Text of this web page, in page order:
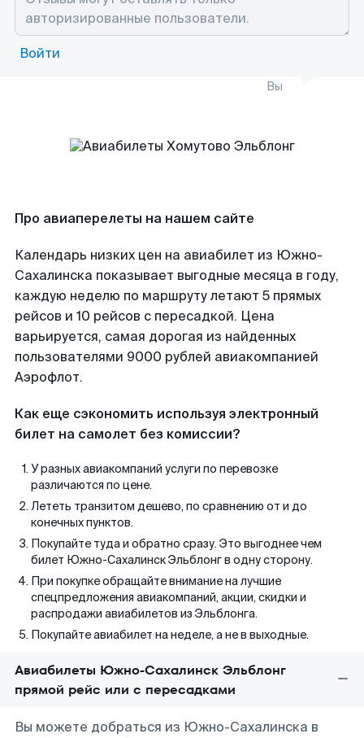
Войти
Вы
Про авиаперелеты на нашем сайте
Календарь низких цен на авиабилет из Южно-
Сахалинска показывает выгодные месяца в году,
каждую неделю по маршруту летают 5 прямых
рейсов и 10 рейсов с пересадкой. Цена
варьируется, самая дорогая из найденных
пользователями 9000 рублей авиакомпанией
Аэрофлот.
Как еще сэкономить используя электронный
билет на самолет без комиссии?
У разных авиакомпаний услуги по перевозке
различаются по цене.
Лететь транзитом дешево, по сравнению от и до
конечных пунктов.
Покупайте туда и обратно сразу. Это выгоднее чем
билет Южно-Сахалинск Эльблонг в одну сторону.
При покупке обращайте внимание на лучшие
спецпредложения авиакомпаний, акции, скидки и
распродажи авиабилетов из Эльблонга.
Покупайте авиабилет на неделе, а не в выходные.
Авиабилеты Южно-Сахалинск Эльблонг
прямой рейс или с пересадками
Вы можете добраться из Южно-Сахалинска в